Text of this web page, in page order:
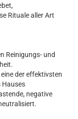
Rituale aller Art
Reinigungs- und
der effektivsten
Hauses
negative